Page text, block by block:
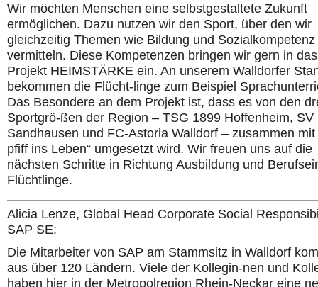
Wir möchten Menschen eine selbstgestaltete Zukunft
ermöglichen. Dazu nutzen wir den Sport, über den wir
gleichzeitig Themen wie Bildung und Sozialkompetenz
vermitteln. Diese Kompetenzen bringen wir gern in
Projekt HEIMSTÄRKE ein. An unserem Walldorfer
bekommen die Flücht-linge zum Beispiel
Das Besondere an dem Projekt ist, dass es von den
Sportgrö-ßen der Region – TSG 1899 Hoffenheim, SV
Sandhausen und FC-Astoria Walldorf – zusammen mit
pfiff ins Leben“ umgesetzt wird. Wir freuen uns auf die
nächsten Schritte in Richtung Ausbildung und
Flüchtlinge.
Alicia Lenze, Global Head Corporate Social
SAP SE:
Die Mitarbeiter von SAP am Stammsitz in Walldorf
aus über 120 Ländern. Viele der Kollegin-nen und
haben hier in der Metropolregion Rhein-Neckar eine